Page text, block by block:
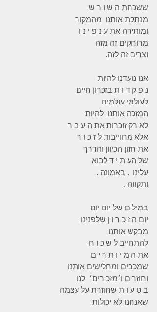
ששכחת ה ש ו ר ש
מנתקת אותנו  מהמקור
ומותירה את ע נ פ י נ ו
מרוחקים זה מזה
וצרים זה לזה.
אנו נועדנו להיות
נ פ ק ד ו ת בזכרון חיים
לעולמי עולמים
המזכה אותנו  להיות
לא רק זוכרות את ה ע ב ר
אלא מחוייבות ל ז כ ו ר
את חזון הכיוון והדרך
של הע ת י ד לבוא
עלינו  . באמונה .
ותקווה .
במילים של יום יום
יום ה ז כ ר ו ן שלפנינו
מבקש אותנו
להתחייב ל ש כ ו ח
את ה מ י ו ת ר י ם
שמכבים ומחלישים אותנו
וחוזרים ו׳מזכירים׳  לנו
ב ט ע ו ת שחוזרת על עצמה
שאנחנו לא יכולות